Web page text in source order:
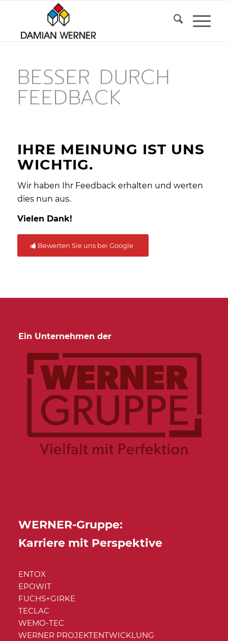
BESSER DURCH
FEEDBACK
IHRE MEINUNG IST UNS
WICHTIG.
Wir haben Ihr Feedback erhalten und werten
dies nun aus.
Vielen Dank!
Bewerten Sie uns bei Google
Ein Unternehmen der
WERNER-Gruppe:
Karriere mit Perspektive
ENTOX
EPOWIT
FUCHS+GIRKE
TECLAC
WEMO-TEC
WERNER PROJEKTENTWICKLUNG